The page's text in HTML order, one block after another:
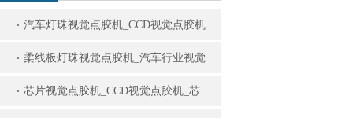
汽车灯珠视觉点胶机_CCD视觉点胶机_压电阀视觉点胶机
柔线板灯珠视觉点胶机_汽车行业视觉点胶机_灯珠视觉点胶机_CCD视觉点胶机
芯片视觉点胶机_CCD视觉点胶机_芯片密封固定点胶机